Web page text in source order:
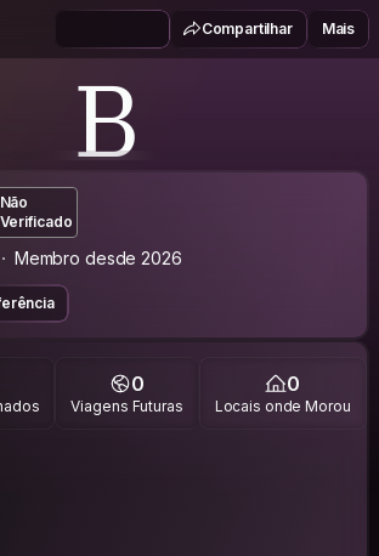
Compartilhar Mais
B
Não
Verificado
Membro desde 2026
0
Viagens Futuras
0
Locais onde Morou